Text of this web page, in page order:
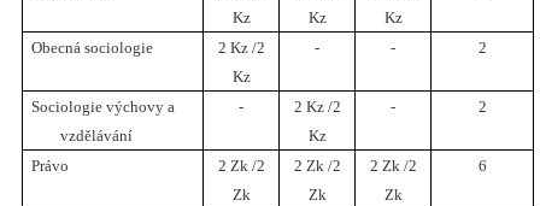
Kz
Kz
Kz
Obecná sociologie
2 Kz /2
Kz
- - 2
Sociologie výchovy a
vzdělávání
-
2 Kz /2
Kz
- 2
Právo
2 Zk /2
Zk
2 Zk /2
Zk
2 Zk /2
Zk
6